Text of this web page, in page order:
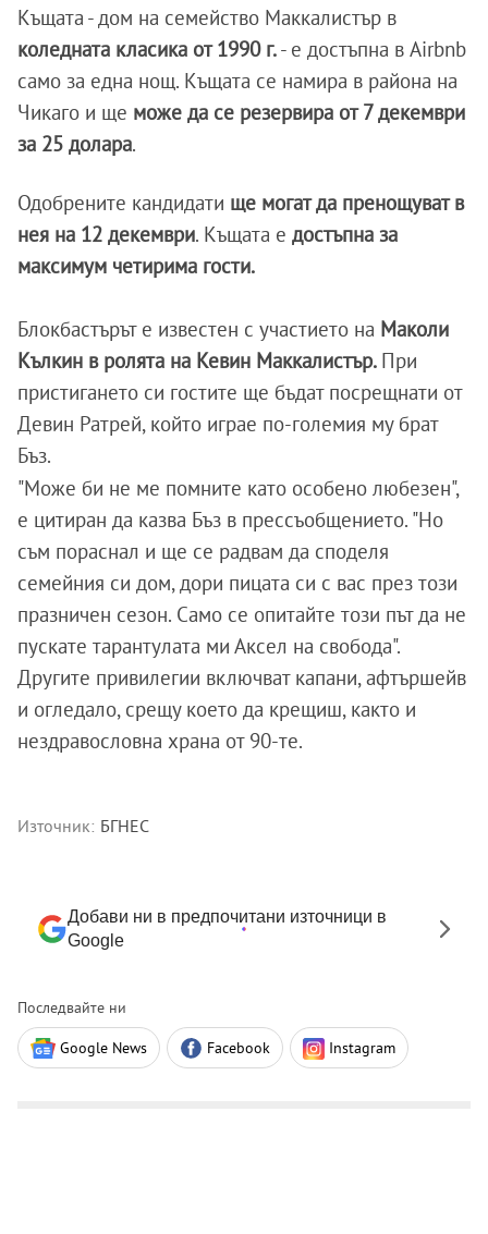
Къщата - дом на семейство Маккалистър в
коледната класика от 1990 г.- е достъпна в Airbnb
само за една нощ. Къщата се намира в района на
Чикаго и ще може да се резервира от 7 декември
за 25 долара.
Одобрените кандидати ще могат да пренощуват в
нея на 12 декември. Къщата е достъпна за
максимум четирима гости.
Блокбастърът е известен с участието на Маколи
Кълкин в ролята на Кевин Маккалистър. При
пристигането си гостите ще бъдат посрещнати от
Девин Ратрей, който играе по-големия му брат
Бъз.
"Може би не ме помните като особено любезен",
е цитиран да казва Бъз в прессъобщението. "Но
съм пораснал и ще се радвам да споделя
семейния си дом, дори пицата си с вас през този
празничен сезон. Само се опитайте този път да не
пускате тарантулата ми Аксел на свобода".
Другите привилегии включват капани, афтършейв
и огледало, срещу което да крещиш, както и
нездравословна храна от 90-те.
Източник: БГНЕС
Добави ни в предпочитани източници в
Google
Последвайте ни
Google News Facebook Instagram